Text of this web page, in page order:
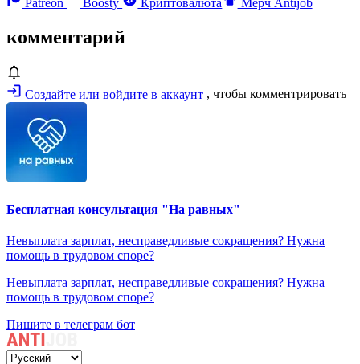
Patreon
Boosty Криптовалюта Мерч Antijob
комментарий
Создайте или войдите в аккаунт , чтобы комментрировать
Бесплатная консультация "На равных"
Невыплата зарплат, несправедливые сокращения? Нужна
помощь в трудовом споре?
Невыплата зарплат, несправедливые сокращения? Нужна
помощь в трудовом споре?
Пишите в телеграм бот